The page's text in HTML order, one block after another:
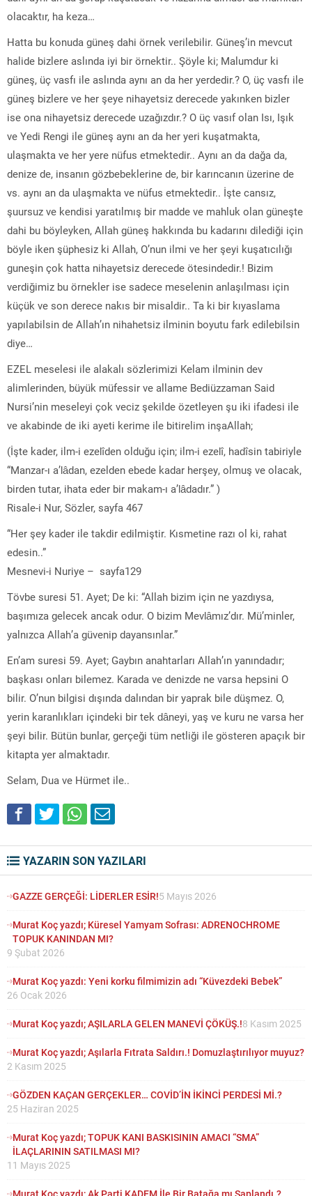
olacaktır, ha keza…
Hatta bu konuda güneş dahi örnek verilebilir. Güneş’in mevcut
halide bizlere aslında iyi bir örnektir.. Şöyle ki; Malumdur ki
güneş, üç vasfı ile aslında aynı an da her yerdedir.? O, üç vasfı ile
güneş bizlere ve her şeye nihayetsiz derecede yakınken bizler
ise ona nihayetsiz derecede uzağızdır.? O üç vasıf olan Isı, Işık
ve Yedi Rengi ile güneş aynı an da her yeri kuşatmakta,
ulaşmakta ve her yere nüfus etmektedir.. Aynı an da dağa da,
denize de, insanın gözbebeklerine de, bir karıncanın üzerine de
vs. aynı an da ulaşmakta ve nüfus etmektedir.. İşte cansız,
şuursuz ve kendisi yaratılmış bir madde ve mahluk olan güneşte
dahi bu böyleyken, Allah güneş hakkında bu kadarını dilediği için
böyle iken şüphesiz ki Allah, O’nun ilmi ve her şeyi kuşatıcılığı
guneşin çok hatta nihayetsiz derecede ötesindedir.! Bizim
verdiğimiz bu örnekler ise sadece meselenin anlaşılması için
küçük ve son derece nakıs bir misaldir.. Ta ki bir kıyaslama
yapılabilsin de Allah’ın nihahetsiz ilminin boyutu fark edilebilsin
diye…
EZEL meselesi ile alakalı sözlerimizi Kelam ilminin dev
alimlerinden, büyük müfessir ve allame Bediüzzaman Said
Nursi’nin meseleyi çok veciz şekilde özetleyen şu iki ifadesi ile
ve akabinde de iki ayeti kerime ile bitirelim inşaAllah;
(İşte kader, ilm-i ezelîden olduğu için; ilm-i ezelî, hadîsin tabiriyle
“Manzar-ı a’lâdan, ezelden ebede kadar herşey, olmuş ve olacak,
birden tutar, ihata eder bir makam-ı a’lâdadır.” )
Risale-i Nur, Sözler, sayfa 467
“Her şey kader ile takdir edilmiştir. Kısmetine razı ol ki, rahat
edesin..”
Mesnevi-i Nuriye – sayfa129
Tövbe suresi 51. Ayet; De ki: “Allah bizim için ne yazdıysa,
başımıza gelecek ancak odur. O bizim Mevlâmız’dır. Mü’minler,
yalnızca Allah’a güvenip dayansınlar.”
En’am suresi 59. Ayet; Gaybın anahtarları Allah’ın yanındadır;
başkası onları bilemez. Karada ve denizde ne varsa hepsini O
bilir. O’nun bilgisi dışında dalından bir yaprak bile düşmez. O,
yerin karanlıkları içindeki bir tek dâneyi, yaş ve kuru ne varsa her
şeyi bilir. Bütün bunlar, gerçeği tüm netliği ile gösteren apaçık bir
kitapta yer almaktadır.
Selam, Dua ve Hürmet ile..
YAZARIN SON YAZILARI
GAZZE GERÇEĞİ: LİDERLER ESİR!5 Mayıs 2026
Murat Koç yazdı; Küresel Yamyam Sofrası: ADRENOCHROME
TOPUK KANINDAN MI?
9 Şubat 2026
Murat Koç yazdı: Yeni korku filmimizin adı “Küvezdeki Bebek”
26 Ocak 2026
Murat Koç yazdı; AŞILARLA GELEN MANEVİ ÇÖKÜŞ.!8 Kasım 2025
Murat Koç yazdı; Aşılarla Fıtrata Saldırı.! Domuzlaştırılıyor muyuz?
2 Kasım 2025
GÖZDEN KAÇAN GERÇEKLER… COVİD’İN İKİNCİ PERDESİ Mİ.?
25 Haziran 2025
Murat Koç yazdı; TOPUK KANI BASKISININ AMACI “SMA”
İLAÇLARININ SATILMASI MI?
11 Mayıs 2025